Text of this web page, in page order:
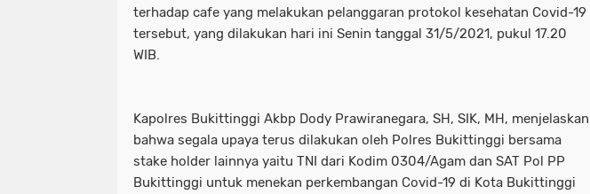
terhadap cafe yang melakukan pelanggaran protokol kesehatan Covid-19
tersebut, yang dilakukan hari ini Senin tanggal 31/5/2021, pukul 17.20
WIB.
Kapolres Bukittinggi Akbp Dody Prawiranegara, SH, SIK, MH, menjelaskan
bahwa segala upaya terus dilakukan oleh Polres Bukittinggi bersama
stake holder lainnya yaitu TNI dari Kodim 0304/Agam dan SAT Pol PP
Bukittinggi untuk menekan perkembangan Covid-19 di Kota Bukittinggi